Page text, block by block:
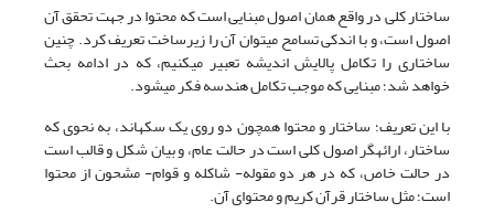
ساختار کلی در واقع همان اصول مبنایی است که محتوا در جهت تحقق آن
اصول است، و با اندکی تسامح می­توان آن را زیرساخت تعریف کرد. چنین
ساختاری را تکامل پالایش اندیشه تعبیر می­کنیم، که در ادامه بحث
خواهد شد؛ مبنایی که موجب تکامل هندسه فکر می­شود.
با این تعریف؛ ساختار و محتوا هم­چون دو روی یک سکه­اند، به نحوی که
ساختار، ارائه­گر اصول کلی است در حالت عام، و بیان شکل و قالب است
در حالت خاص، که در هر دو مقوله- شاکله­ و قوام- مشحون از محتوا
است؛ مثل ساختار قرآن کریم و محتوای آن.